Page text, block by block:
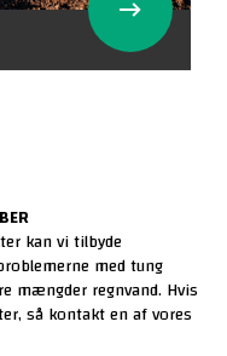
kan vi tilbyde
med tung
mængder regnvand. Hvis
så kontakt en af vores